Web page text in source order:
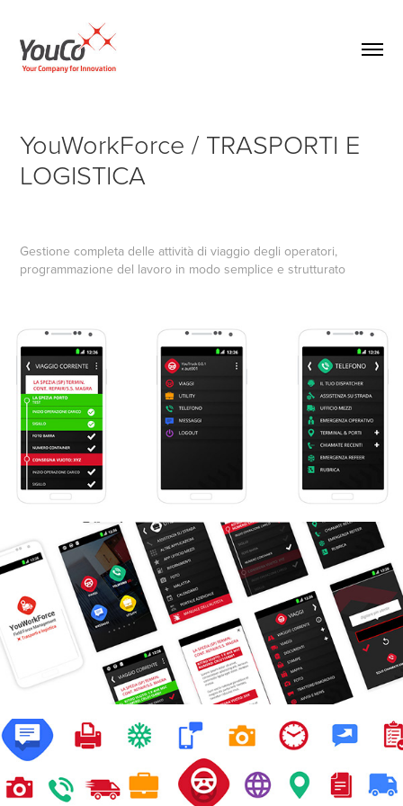
YouWorkForce / TRASPORTI E
LOGISTICA
Gestione completa delle attività di viaggio degli operatori,
programmazione del lavoro in modo semplice e strutturato